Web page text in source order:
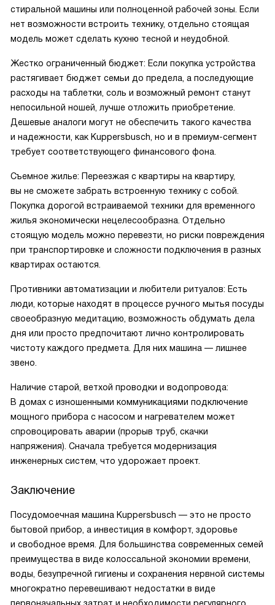
стиральной машины или полноценной рабочей зоны. Если
нет возможности встроить технику, отдельно стоящая
модель может сделать кухню тесной и неудобной.
Жестко ограниченный бюджет: Если покупка устройства
растягивает бюджет семьи до предела, а последующие
расходы на таблетки, соль и возможный ремонт станут
непосильной ношей, лучше отложить приобретение.
Дешевые аналоги могут не обеспечить такого качества
и надежности, как Kuppersbusch, но и в премиум-сегмент
требует соответствующего финансового фона.
Съемное жилье: Переезжая с квартиры на квартиру,
вы не сможете забрать встроенную технику с собой.
Покупка дорогой встраиваемой техники для временного
жилья экономически нецелесообразна. Отдельно
стоящую модель можно перевезти, но риски повреждения
при транспортировке и сложности подключения в разных
квартирах остаются.
Противники автоматизации и любители ритуалов: Есть
люди, которые находят в процессе ручного мытья посуды
своеобразную медитацию, возможность обдумать дела
дня или просто предпочитают лично контролировать
чистоту каждого предмета. Для них машина — лишнее
звено.
Наличие старой, ветхой проводки и водопровода:
В домах с изношенными коммуникациями подключение
мощного прибора с насосом и нагревателем может
спровоцировать аварии (прорыв труб, скачки
напряжения). Сначала требуется модернизация
инженерных систем, что удорожает проект.
Заключение
Посудомоечная машина Kuppersbusch — это не просто
бытовой прибор, а инвестиция в комфорт, здоровье
и свободное время. Для большинства современных семей
преимущества в виде колоссальной экономии времени,
воды, безупречной гигиены и сохранения нервной системы
многократно перевешивают недостатки в виде